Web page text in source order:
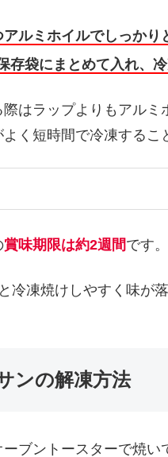
ルミホイルでしっかり
存袋にまとめて入れ、
はラップよりもアル
く短時間で冷凍するこ
賞味期限は約2週間です。
冷凍焼けしやすく味が
ンの解凍方法
ブントースターで焼い